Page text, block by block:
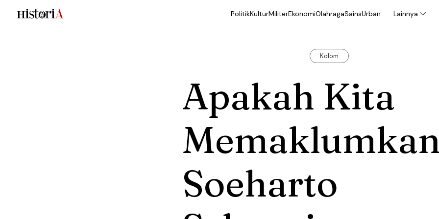
PolitikKulturMiliterEkonomiOlahragaSainsUrban Lainnya
Kolom
Apakah Kita
Soeharto